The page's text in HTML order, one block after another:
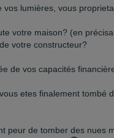
vos lumières, vous
votre maison? (en
votre constructeur?
de vos capacités
etes finalement tombé
peur de tomber des nues